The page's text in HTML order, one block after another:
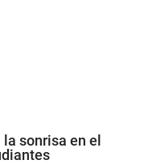
la sonrisa en el